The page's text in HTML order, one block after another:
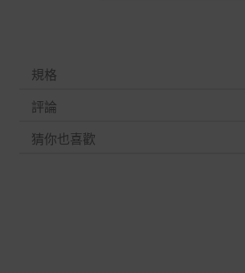
規格
評論
猜你也喜歡